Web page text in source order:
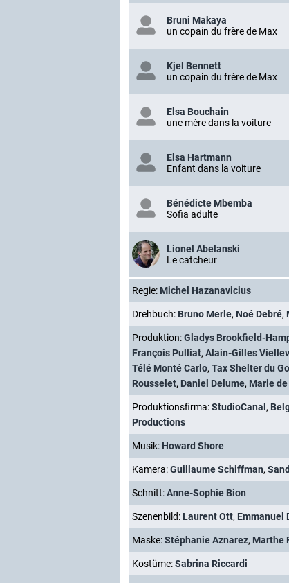
Bruni Makaya
un copain du frère de Max
Kjel Bennett
un copain du frère de Max
Elsa Bouchain
une mère dans la voiture
Elsa Hartmann
Enfant dans la voiture
Bénédicte Mbemba
Sofia adulte
Lionel Abelanski
Le catcheur
Regie: Michel Hazanavicius
Drehbuch: Bruno Merle, Noé Debré,
Produktion:Gladys Brookfield-
François Pulliat, Alain-Gilles
Télé Monté Carlo, Tax Shelter du
Rousselet, Daniel Delume, Marie de
Produktionsfirma:StudioCanal ,
Productions
Musik: Howard Shore
Kamera:Guillaume Schiffman,
Schnitt:Anne-Sophie Bion
Szenenbild: Laurent Ott, Emmanuel
Maske:Stéphanie Aznarez, Marthe
Kostüme:Sabrina Riccardi